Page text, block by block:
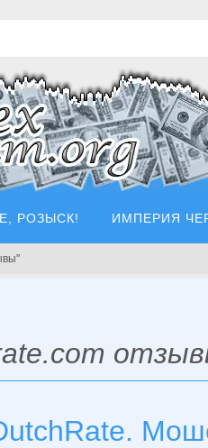
РОЗЫСК! ИМПЕРИЯ